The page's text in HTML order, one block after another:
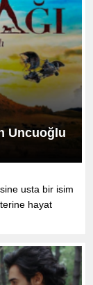
Uncuoğlu
usta bir isim
hayat